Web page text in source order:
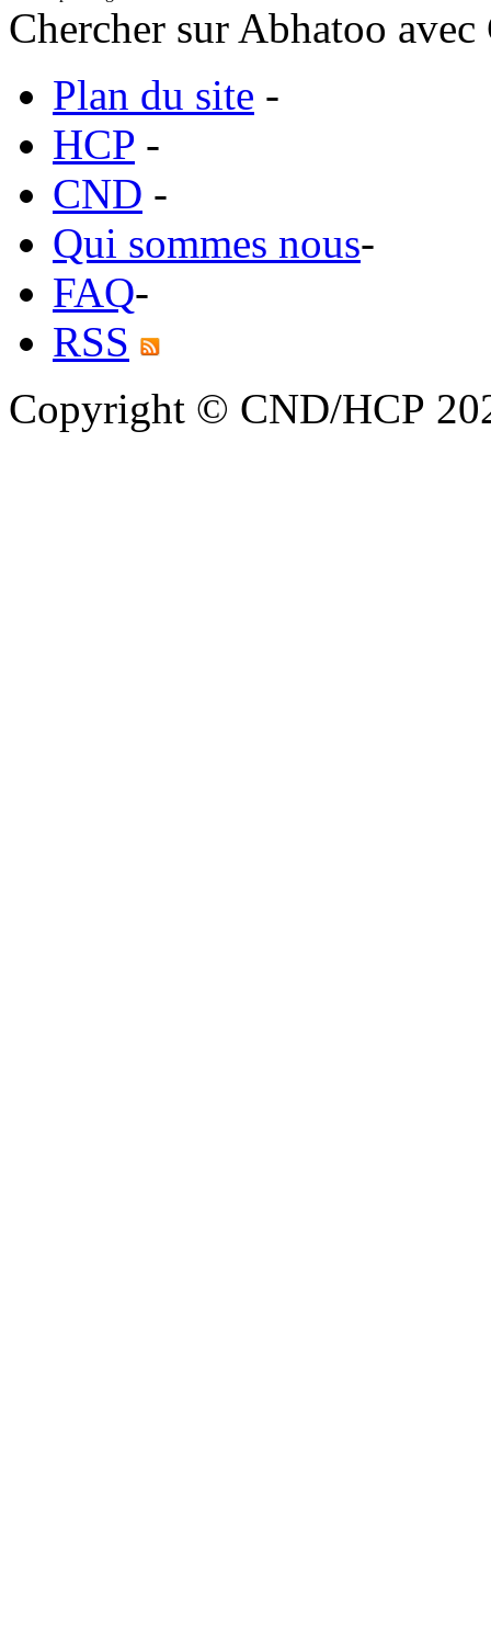
Chercher sur Abhatoo
Plan du site -
HCP -
CND -
Qui sommes nous-
FAQ-
RSS
Copyright © CND/HCP